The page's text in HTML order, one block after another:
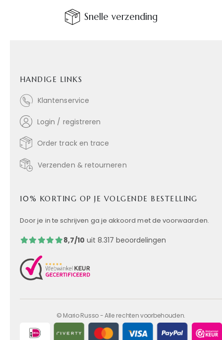
Snelle verzending
HANDIGE LINKS
Klantenservice
Login / registreren
Order track en trace
Verzenden & retourneren
10% KORTING OP JE VOLGENDE BESTELLING
Door je in te schrijven ga je akkoord met de voorwaarden.
8,7/10 uit 8.317 beoordelingen
© Mario Russo - Alle rechten voorbehouden.